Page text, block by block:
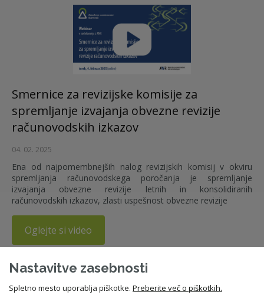
Smernice za revizijske komisije za
spremljanje izvajanja obvezne revizije
računovodskih izkazov
04. 02. 2025
Ena od najpomembnejših nalog revizijskih komisij v okviru
spremljanja računovodskega poročanja je spremljanje
izvajanja obvezne revizije letnih in konsolidiranih
računovodskih izkazov, zlasti uspešnost obvezne revizije
Oglejte si video
Nastavitve zasebnosti
Spletno mesto uporablja piškotke. Preberite več o piškotkih.